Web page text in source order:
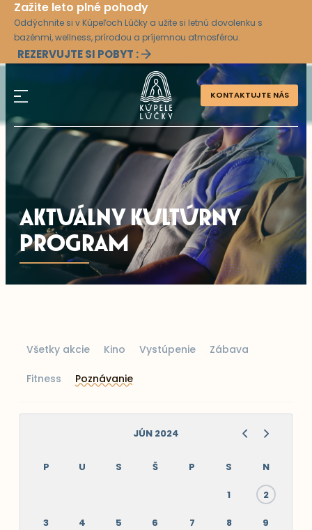
Zažite leto plné pohody
Oddýchnite si v Kúpeľoch Lúčky a užite si letnú dovolenku s
bazénmi, wellness, prírodou a príjemnou atmosférou.
REZERVUJTE SI POBYT :
KONTAKTUJTE NÁS
AKTUÁLNY KULTÚRNY
PROGRAM
Všetky akcie Kino Vystúpenie Zábava
Fitness Poznávanie
JÚN 2024
P U S Š P S N
1 2
3 4 5 6 7 8 9